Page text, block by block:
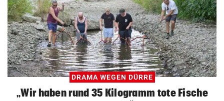
DRAMA WEGEN DÜRRE
„Wir haben rund 35 Kilogramm tote Fische